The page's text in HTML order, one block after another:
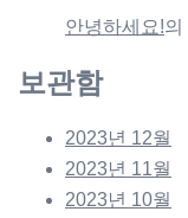
안녕하세요!의
보관함
2023년 12월
2023년 11월
2023년 10월